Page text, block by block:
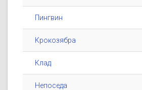
Пингвин
Крокозябра
Клад
Непоседа